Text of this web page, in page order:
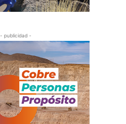
- publicidad -